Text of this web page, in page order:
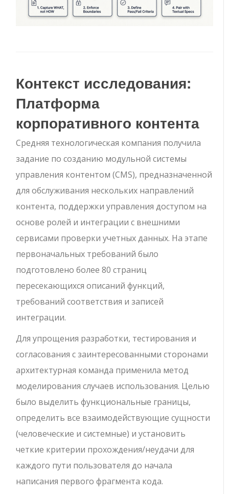
Контекст исследования:
Платформа
корпоративного контента
Средняя технологическая компания получила
задание по созданию модульной системы
управления контентом (CMS), предназначенной
для обслуживания нескольких направлений
контента, поддержки управления доступом на
основе ролей и интеграции с внешними
сервисами проверки учетных данных. На этапе
первоначальных требований было
подготовлено более 80 страниц
пересекающихся описаний функций,
требований соответствия и записей
интеграции.
Для упрощения разработки, тестирования и
согласования с заинтересованными сторонами
архитектурная команда применила метод
моделирования случаев использования. Целью
было выделить функциональные границы,
определить все взаимодействующие сущности
(человеческие и системные) и установить
четкие критерии прохождения/неудачи для
каждого пути пользователя до начала
написания первого фрагмента кода.